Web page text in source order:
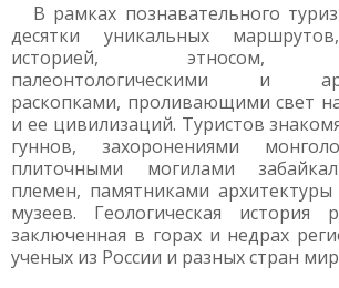
В рамках познавательного
десятки уникальных
историей, этносом,
палеонтологическими и
раскопками, проливающими свет
и ее цивилизаций. Туристов
гуннов, захоронениями
плиточными могилами
племен, памятниками
музеев. Геологическая история
заключенная в горах и недрах
ученых из России и разных стран